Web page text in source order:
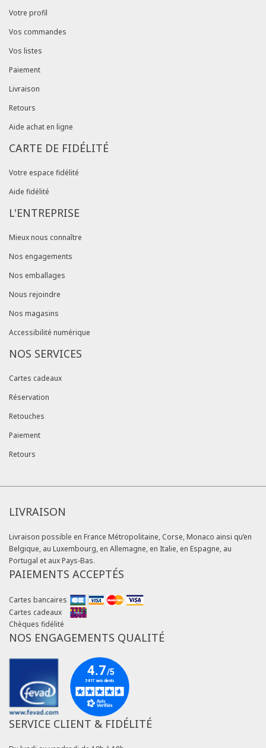
Votre profil
Vos commandes
Vos listes
Paiement
Livraison
Retours
Aide achat en ligne
CARTE DE FIDÉLITÉ
Votre espace fidélité
Aide fidélité
L'ENTREPRISE
Mieux nous connaître
Nos engagements
Nos emballages
Nous rejoindre
Nos magasins
Accessibilité numérique
NOS SERVICES
Cartes cadeaux
Réservation
Retouches
Paiement
Retours
LIVRAISON
Livraison possible en France Métropolitaine, Corse, Monaco ainsi qu’en
Belgique, au Luxembourg, en Allemagne, en Italie, en Espagne, au
Portugal et aux Pays-Bas.
PAIEMENTS ACCEPTÉS
Cartes bancaires
Cartes cadeaux
Chèques fidélité
NOS ENGAGEMENTS QUALITÉ
SERVICE CLIENT & FIDÉLITÉ